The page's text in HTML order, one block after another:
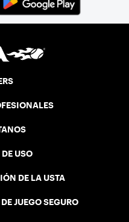
USO
DE LA USTA
JUEGO SEGURO